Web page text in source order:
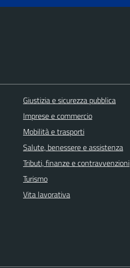
Giustizia e sicurezza pubblica
Imprese e commercio
Mobilità e trasporti
Salute, benessere e assistenza
Tributi, finanze e contravvenzioni
Turismo
Vita lavorativa